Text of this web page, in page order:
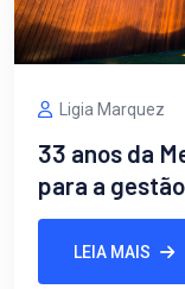
Ligia Marquez
33 anos da
para a
LEIA MAIS